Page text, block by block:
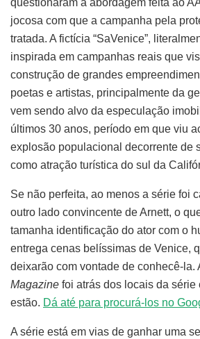
questionaram a abordagem feita ao
jocosa com que a campanha pela
tratada. A fictícia “SaVenice”,
inspirada em campanhas reais que
construção de grandes
poetas e artistas, principalmente da
vem sendo alvo da especulação
últimos 30 anos, período em que viu
explosão populacional decorrente de
como atração turística do sul da
Se não perfeita, ao menos a série foi
outro lado convincente de Arnett, o
tamanha identificação do ator com o
entrega cenas belíssimas de Venice,
deixarão com vontade de conhecê-la.
Magazine foi atrás dos locais da série
estão. Dá até para procurá-los no
A série está em vias de ganhar uma